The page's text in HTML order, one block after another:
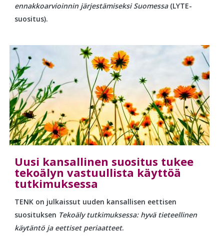
ennakkoarvioinnin järjestämiseksi Suomessa(LYTE-
suositus).
Uusi kansallinen suositus tukee
tekoälyn vastuullista käyttöä
tutkimuksessa
TENK on julkaissut uuden kansallisen eettisen
suosituksen Tekoäly tutkimuksessa: hyvä tieteellinen
käytäntö ja eettiset periaatteet.